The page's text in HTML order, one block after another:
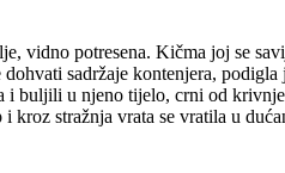
vidno potresena. Kičma joj se
sadržaje kontenjera,
buljili u njeno tijelo, crni od
kroz stražnja vrata se vratila u